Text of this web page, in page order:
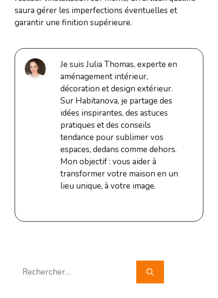
saura gérer les imperfections éventuelles et
garantir une finition supérieure.
Je suis Julia Thomas, experte en
aménagement intérieur,
décoration et design extérieur.
Sur Habitanova, je partage des
idées inspirantes, des astuces
pratiques et des conseils
tendance pour sublimer vos
espaces, dedans comme dehors.
Mon objectif : vous aider à
transformer votre maison en un
lieu unique, à votre image.
Rechercher :